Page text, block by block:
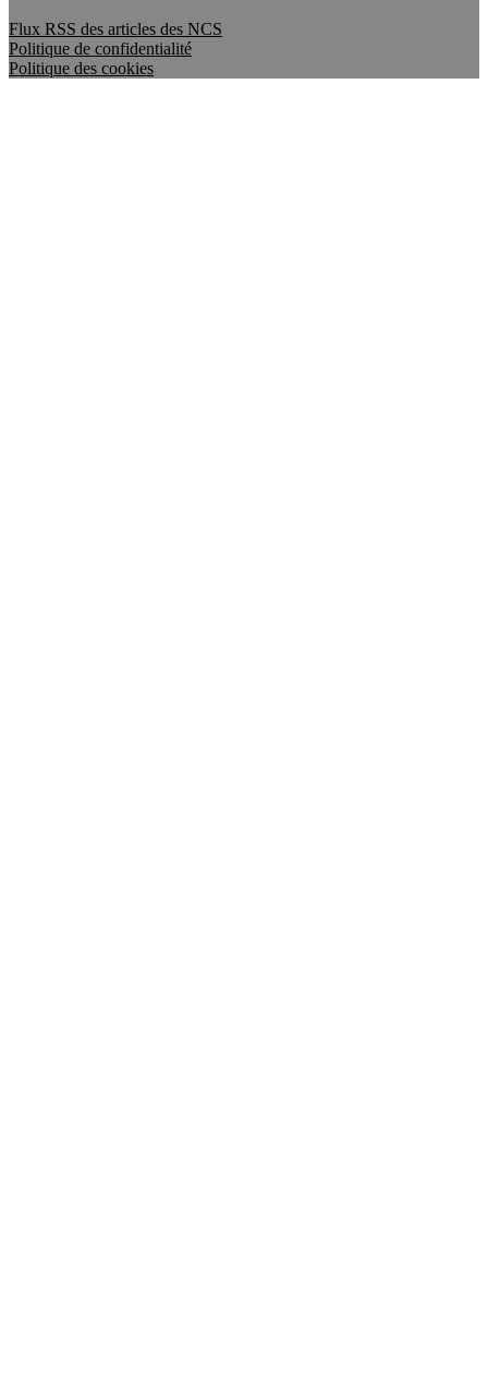
Flux RSS des articles des NCS
Politique de confidentialité
Politique des cookies